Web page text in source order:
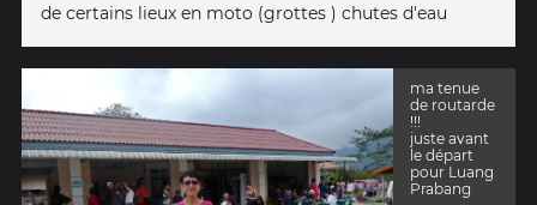
de certains lieux en moto (grottes ) chutes d'eau
ma tenue
de routarde
!!!
juste avant
le départ
pour Luang
Prabang